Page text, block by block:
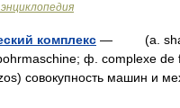
комплекс — (a. shaft
ф. complexe
совокупность машин и